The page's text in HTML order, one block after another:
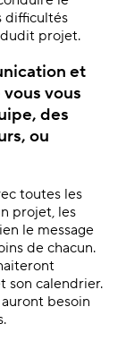
difficultés
projet.
et
vous
des
ou
toutes les
projet, les
le message
de chacun.
son calendrier.
besoin